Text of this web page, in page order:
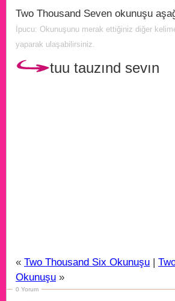
Two Thousand Seven okunuşu
İpucu: Okunuşunu merak ettiğiniz diğer
yaparak ulaşabilirsiniz.
tuu tauzınd sevın
« Two Thousand Six Okunuşu |
Okunuşu »
0 Yorum